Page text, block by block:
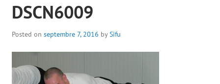
DSCN6009
Posted on septembre 7, 2016 bySifu